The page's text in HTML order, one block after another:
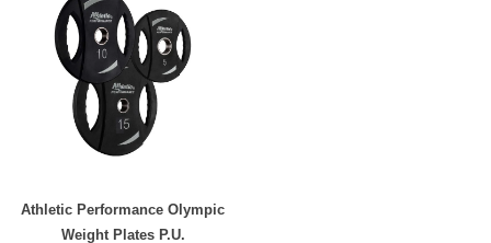
Athletic Performance Olympic
Weight Plates P.U.